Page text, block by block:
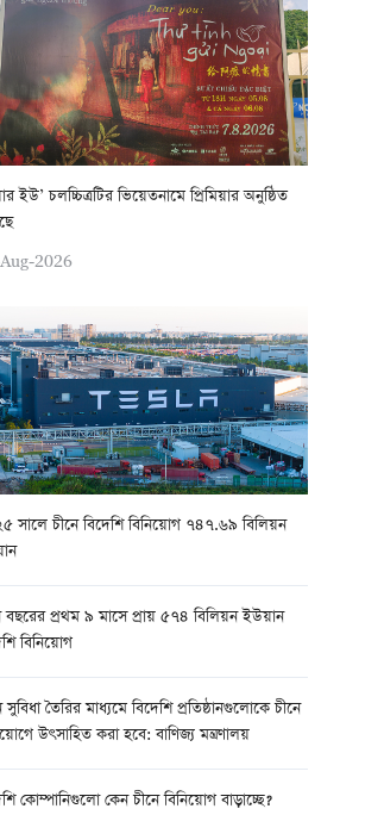
ইউ’ চলচ্চিত্রটির ভিয়েতনামে প্রিমিয়ার অনুষ্ঠিত
2026
সালে চীনে বিদেশি বিনিয়োগ ৭৪৭.৬৯ বিলিয়ন
বছরের প্রথম ৯ মাসে প্রায় ৫৭৪ বিলিয়ন ইউয়ান
বিনিয়োগ
তৈরির মাধ্যমে বিদেশি প্রতিষ্ঠানগুলোকে চীনে
উৎসাহিত করা হবে: বাণিজ্য মন্ত্রণালয়
কোম্পানিগুলো কেন চীনে বিনিয়োগ বাড়াচ্ছে?